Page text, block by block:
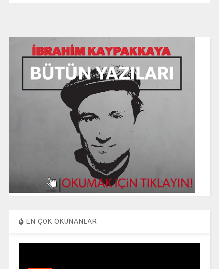
EN ÇOK OKUNANLAR